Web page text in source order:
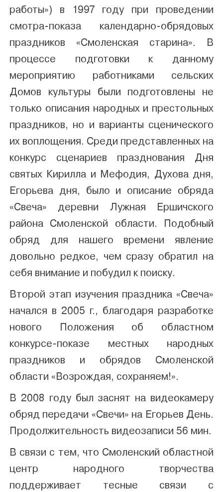
работы») в 1997 году при проведении
смотра-показа календарно-обрядовых
праздников «Смоленская старина». В
процессе подготовки к данному
мероприятию работниками сельских
Домов культуры были подготовлены не
только описания народных и престольных
праздников, но и варианты сценического
их воплощения. Среди представленных на
конкурс сценариев празднования Дня
святых Кирилла и Мефодия, Духова дня,
Егорьева дня, было и описание обряда
«Свеча» деревни Лужная Ершичского
района Смоленской области. Подобный
обряд для нашего времени явление
довольно редкое, чем сразу обратил на
себя внимание и побудил к поиску.
Второй этап изучения праздника «Свеча»
начался в 2005 г., благодаря разработке
нового Положения об областном
конкурсе-показе местных народных
праздников и обрядов Смоленской
области «Возрождая, сохраняем!».
В 2008 году был заснят на видеокамеру
обряд передачи «Свечи» на Егорьев День.
Продолжительность видеозаписи 56 мин.
В связи с тем, что Смоленский областной
центр народного творчества
поддерживает тесные связи с